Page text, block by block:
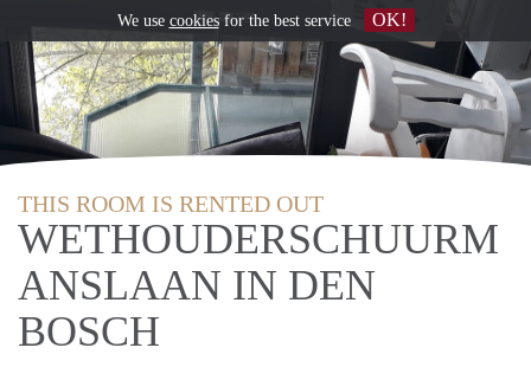
THIS ROOM IS RENTED OUT
WETHOUDERSCHUURM
ANSLAAN IN DEN
BOSCH
We use cookiesfor the best service OK!